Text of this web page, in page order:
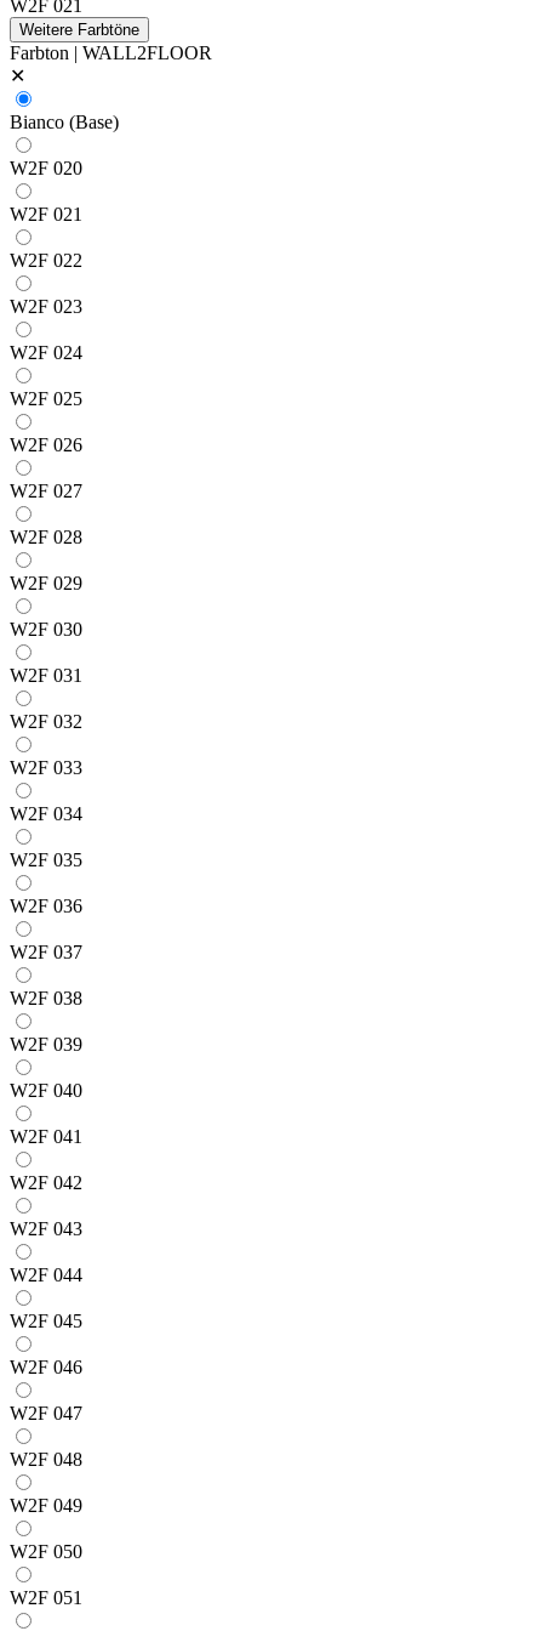
W2F 021
Weitere Farbtöne
Farbton | WALL2FLOOR
✕
Bianco (Base)
W2F 020
W2F 021
W2F 022
W2F 023
W2F 024
W2F 025
W2F 026
W2F 027
W2F 028
W2F 029
W2F 030
W2F 031
W2F 032
W2F 033
W2F 034
W2F 035
W2F 036
W2F 037
W2F 038
W2F 039
W2F 040
W2F 041
W2F 042
W2F 043
W2F 044
W2F 045
W2F 046
W2F 047
W2F 048
W2F 049
W2F 050
W2F 051